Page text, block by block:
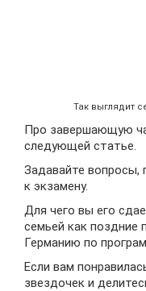
Так выглядит
Про завершающую
следующей статье.
Задавайте вопросы,
к экзамену.
Для чего вы его
семьей как поздние
Германию по
Если вам
звездочек и